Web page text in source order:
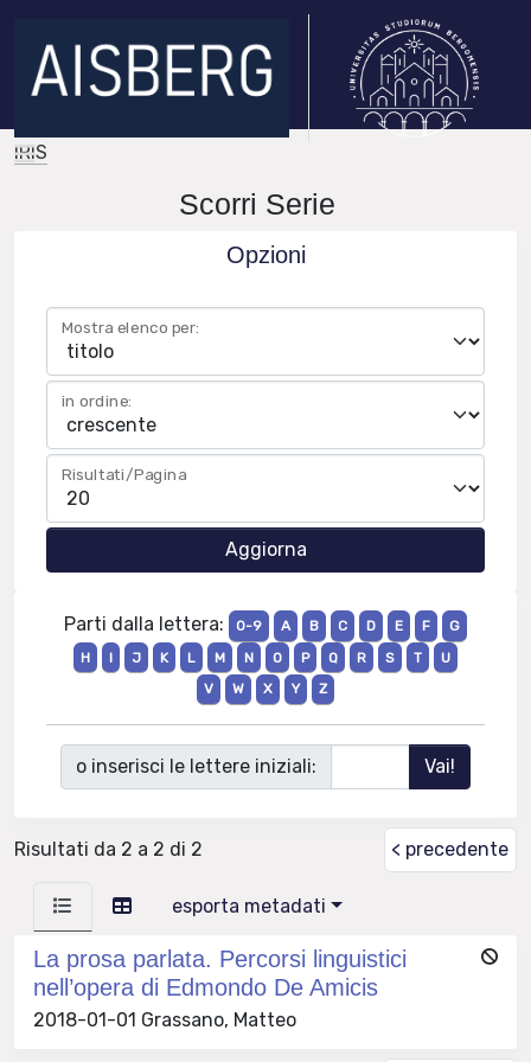
IRIS
Scorri Serie
Opzioni
Mostra elenco per:
in ordine:
Risultati/Pagina
Parti dalla lettera: 0-9 A B C D E F
G
H
I J K L M N O P Q R S T
U
V
W X Y Z
o inserisci le lettere iniziali:
Risultati da 2 a 2 di 2 < precedente
esporta metadati
La prosa parlata. Percorsi linguistici
nell’opera di Edmondo De Amicis
2018-01-01 Grassano, Matteo